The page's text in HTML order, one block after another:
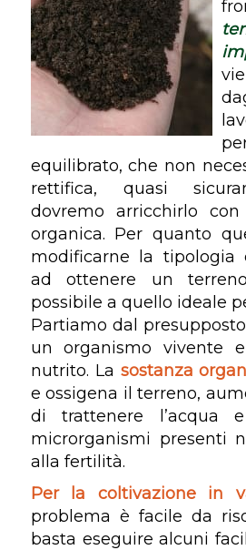
equilibrato, che non
rettifica, quasi
dovremo arricchirlo
organica. Per quanto
modificarne la tipologia
ad ottenere un
possibile a quello ideale
Partiamo dal
un organismo vivente
nutrito. La sostanza
e ossigena il terreno,
di trattenere
microrganismi presenti
alla fertilità.
Per la coltivazione in
problema è facile da
basta eseguire alcuni